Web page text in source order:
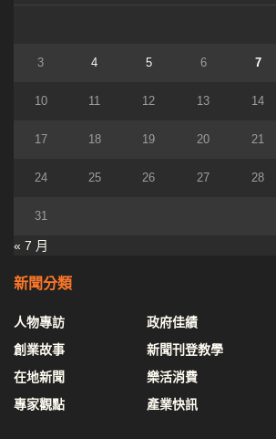
3 4 5 6 7
10 11 12 13 14
17 18 19 20 21
24 25 26 27 28
31
« 7 月
新聞分類
人物專訪
創業故事
在地新聞
專家觀點
政府佳績
新聞刊登教學
樂活消費
產業快訊